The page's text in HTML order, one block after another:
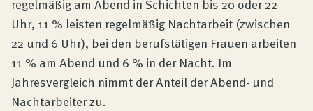
regelmäßig am Abend in Schichten bis 20 oder 22
Uhr, 11 % leisten regelmäßig Nachtarbeit (zwischen
22 und 6 Uhr), bei den berufstätigen Frauen arbeiten
11 % am Abend und 6 % in der Nacht. Im
Jahresvergleich nimmt der Anteil der Abend- und
Nachtarbeiter zu.